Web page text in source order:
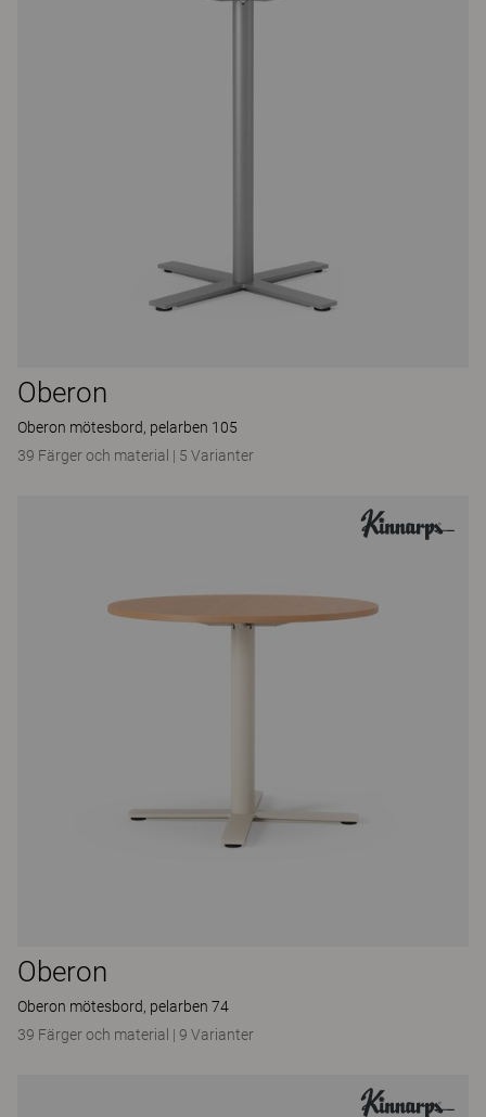
Oberon
Oberon mötesbord, pelarben 105
39 Färger och material | 5 Varianter
Oberon
Oberon mötesbord, pelarben 74
39 Färger och material | 9 Varianter